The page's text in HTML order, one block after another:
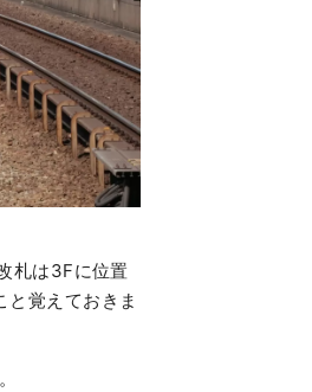
札は3Fに位置
と覚えておきま